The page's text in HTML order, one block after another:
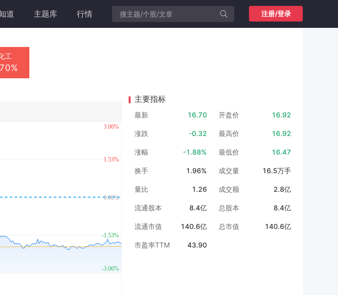
道 主题库 行情 注册/登录
工
主要指标
最新 16.70 开盘价 16.92
涨跌 -0.32 最高价 16.92
涨幅 -1.88% 最低价 16.47
换手 1.96% 成交量 16.5万手
量比 1.26 成交额 2.8亿
流通股本 8.4亿 总股本 8.4亿
流通市值 140.6亿 总市值 140.6亿
市盈率TTM 43.90